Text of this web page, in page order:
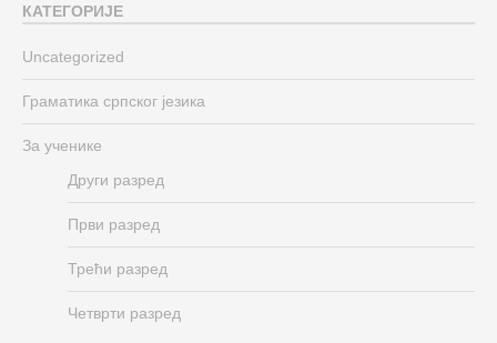
КАТЕГОРИЈЕ
Uncategorized
Граматика српског језика
За ученике
Други разред
Први разред
Трећи разред
Четврти разред